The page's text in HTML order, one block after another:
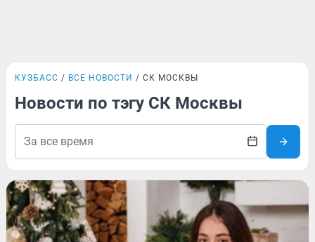
КУЗБАСС ВСЕ НОВОСТИ СК МОСКВЫ
Новости по тэгу СК Москвы